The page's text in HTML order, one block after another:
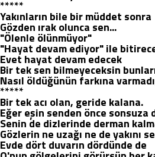
*****
Yakınların bile bir müddet sonra
Gözden ırak olunca sen...
"Ölenle ölünmüyor"
"Hayat devam ediyor" ile
Evet hayat devam edecek
Bir tek sen bilmeyeceksin
Nasıl öldüğünün farkına
*****
Bir tek acı olan, geride kalana.
Eğer eşin senden önce sonsuza
Senin de dizlerinde derman
Gözlerin ne uzağı ne de yakını
Evde dört duvarın dördünde de